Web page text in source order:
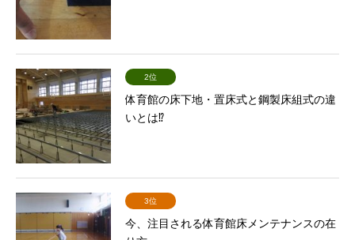
2位
体育館の床下地・置床式と鋼製床組式の違
いとは⁉
3位
今、注目される体育館床メンテナンスの在